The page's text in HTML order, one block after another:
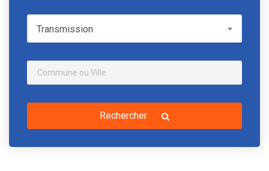
TransmissionTransmission
Rechercher